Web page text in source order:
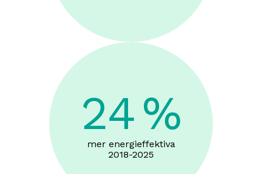
24%
mer energieffektiva
2018-2025